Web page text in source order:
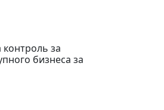
за
бизнеса за